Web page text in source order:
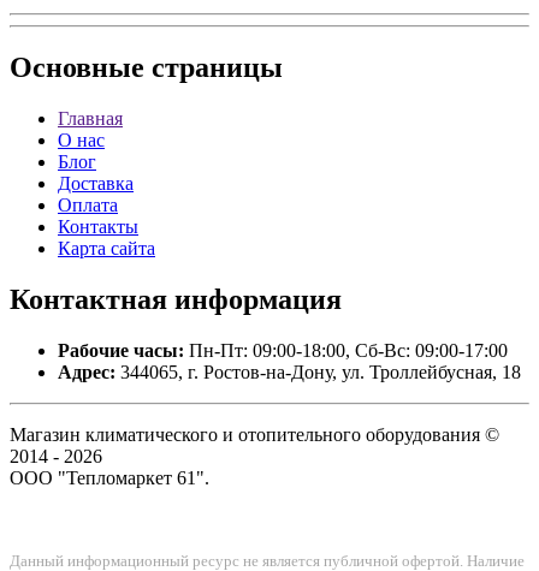
Основные страницы
Главная
О нас
Блог
Доставка
Оплата
Контакты
Карта сайта
Контактная информация
Рабочие часы: Пн-Пт: 09:00-18:00, Сб-Вс: 09:00-17:00
Адрес: 344065, г. Ростов-на-Дону, ул. Троллейбусная, 18
Магазин климатического и отопительного оборудования ©
2014 - 2026
ООО "Тепломаркет 61".
Данный информационный ресурс не является публичной офертой. Наличие